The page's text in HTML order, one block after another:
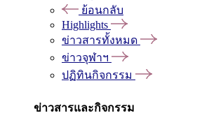
ย้อนกลับ
Highlights
ข่าวสารทั้งหมด
ข่าวจุฬาฯ
ปฏิทินกิจกรรม
ข่าวสารและกิจกรรม